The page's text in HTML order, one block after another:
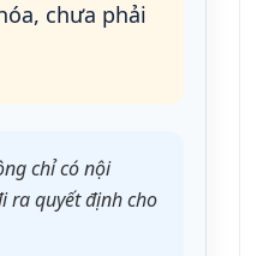
chưa phải
chỉ có nội
ra quyết định cho